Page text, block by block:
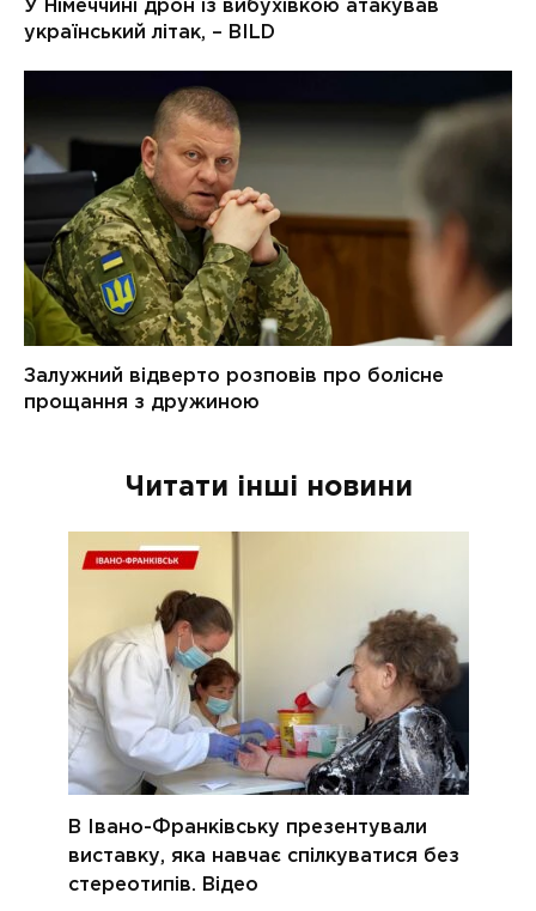
Читати інші новини
В Івано-Франківську презентували
виставку, яка навчає спілкуватися без
стереотипів. Відео